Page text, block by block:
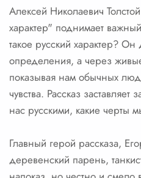
Алексей Николаевич
характер" поднимает
такое русский характер?
определения, а через
показывая нам обычных
чувства. Рассказ заставляет
нас русскими, какие черты
Главный герой рассказа,
деревенский парень,